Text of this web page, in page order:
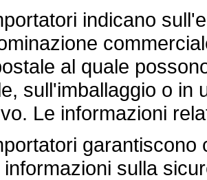
indicano
al quale
sull'imballaggio o in
Le informazioni
garantiscono
sulla